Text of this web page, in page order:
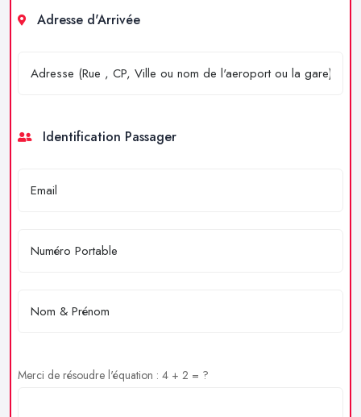
Adresse d'Arrivée
Identification Passager
Merci de résoudre l'équation : 4 + 2 = ?